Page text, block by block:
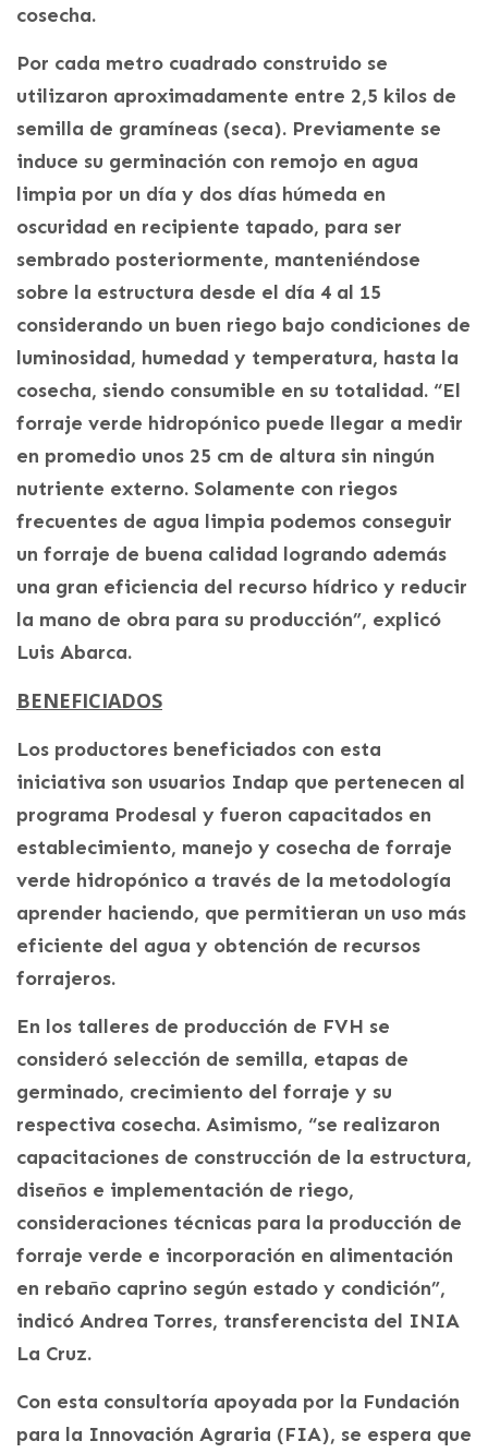
cosecha.
Por cada metro cuadrado construido se
utilizaron aproximadamente entre 2,5 kilos de
semilla de gramíneas (seca). Previamente se
induce su germinación con remojo en agua
limpia por un día y dos días húmeda en
oscuridad en recipiente tapado, para ser
sembrado posteriormente, manteniéndose
sobre la estructura desde el día 4 al 15
considerando un buen riego bajo condiciones de
luminosidad, humedad y temperatura, hasta la
cosecha, siendo consumible en su totalidad. “El
forraje verde hidropónico puede llegar a medir
en promedio unos 25 cm de altura sin ningún
nutriente externo. Solamente con riegos
frecuentes de agua limpia podemos conseguir
un forraje de buena calidad logrando además
una gran eficiencia del recurso hídrico y reducir
la mano de obra para su producción”, explicó
Luis Abarca.
BENEFICIADOS
Los productores beneficiados con esta
iniciativa son usuarios Indap que pertenecen al
programa Prodesal y fueron capacitados en
establecimiento, manejo y cosecha de forraje
verde hidropónico a través de la metodología
aprender haciendo, que permitieran un uso más
eficiente del agua y obtención de recursos
forrajeros.
En los talleres de producción de FVH se
consideró selección de semilla, etapas de
germinado, crecimiento del forraje y su
respectiva cosecha. Asimismo, “se realizaron
capacitaciones de construcción de la estructura,
diseños e implementación de riego,
consideraciones técnicas para la producción de
forraje verde e incorporación en alimentación
en rebaño caprino según estado y condición”,
indicó Andrea Torres, transferencista del INIA
La Cruz.
Con esta consultoría apoyada por la Fundación
para la Innovación Agraria (FIA), se espera que